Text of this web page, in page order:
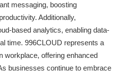
messaging, boosting
Additionally,
based analytics, enabling data-
time. 996CLOUD represents a
workplace, offering enhanced
businesses continue to embrace